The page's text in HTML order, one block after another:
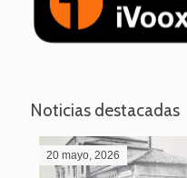
Noticias destacadas
20 mayo, 2026